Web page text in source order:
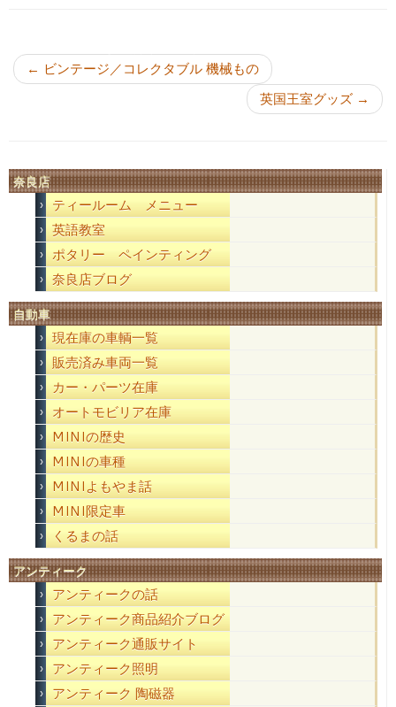
← ビンテージ／コレクタブル 機械もの
英国王室グッズ →
奈良店
ティールーム メニュー
英語教室
ポタリー ペインティング
奈良店ブログ
自動車
現在庫の車輌一覧
販売済み車両一覧
カー・パーツ在庫
オートモビリア在庫
MINIの歴史
MINIの車種
MINIよもやま話
MINI限定車
くるまの話
アンティーク
アンティークの話
アンティーク商品紹介ブログ
アンティーク通販サイト
アンティーク照明
アンティーク 陶磁器